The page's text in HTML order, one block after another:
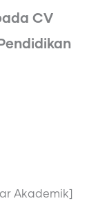
CV
Akademik]